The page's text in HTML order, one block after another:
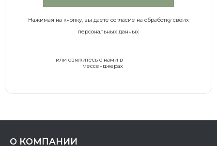
Нажимая на кнопку, вы даете согласие на обработку своих
персональных данных
или свяжитесь с нами в
мессенджерах
О КОМПАНИИ